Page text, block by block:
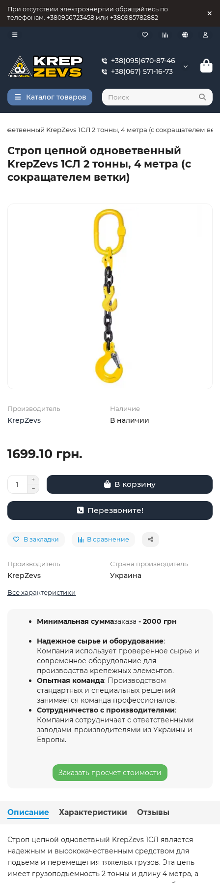
При отсутствии электроэнергии обращайтесь по
телефонам: +380956723458 или +380985782882
+38(095)670-87-46
+38(067) 571-16-73
Каталог товаров
KrepZevs 1СЛ 2 тонны, 4 метра (с сокращателем
Строп цепной одноветвенный
KrepZevs 1СЛ 2 тонны, 4 метра (с
сокращателем ветки)
Производитель
KrepZevs
Наличие
В наличии
1699.10 грн.
В корзину
Перезвоните!
В закладки В сравнение
Производитель
KrepZevs
Страна производитель
Украина
Все характеристики
Минимальная суммазаказа - 2000 грн
Надежное сырье и оборудование:
Компания использует проверенное сырье и
современное оборудование для
производства крепежных элементов.
Опытная команда: Производством
стандартных и специальных решений
занимается команда профессионалов.
Сотрудничество с производителями:
Компания сотрудничает с ответственными
заводами-производителями из Украины и
Европы.
Заказать просчет стоимости
Описание Характеристики Отзывы
Строп цепной одноветвный KrepZevs 1СЛ является
надежным и высококачественным средством для
подъема и перемещения тяжелых грузов. Эта цепь
имеет грузоподъемность 2 тонны и длину 4 метра, а